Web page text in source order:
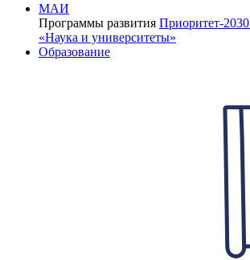
МАИ
Программы развития Приоритет-2030
«Наука и университеты»
Образование